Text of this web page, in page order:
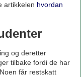
artikkelen hvordan
og deretter
tilbake fordi de har
får restskatt